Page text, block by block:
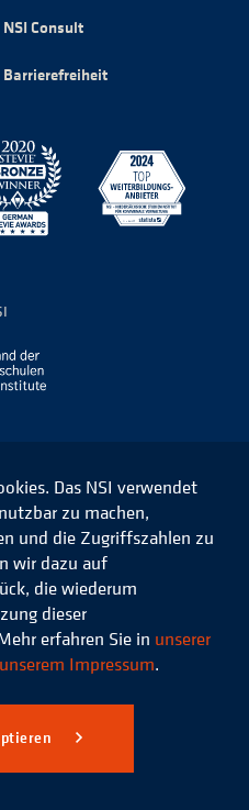
NSI Consult
Barrierefreiheit
Das
NSI
auf
Instagram
Das
Xing
Impressum
Das NSI verwendet
zu machen,
und die Zugriffszahlen zu
wir dazu auf
die wiederum
dieser
erfahren Sie in unserer
unserem Impressum.